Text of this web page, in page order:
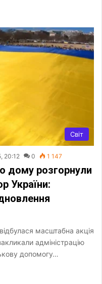
Світ
20:12 0 1 147
дому розгорнули
України:
масштабна акція
адміністрацію
допомогу…